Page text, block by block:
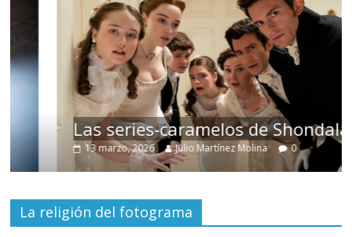
Las series-caramelos de Shondaland
13 marzo, 2026 Julio Martínez Molina 0
La religión del fotograma